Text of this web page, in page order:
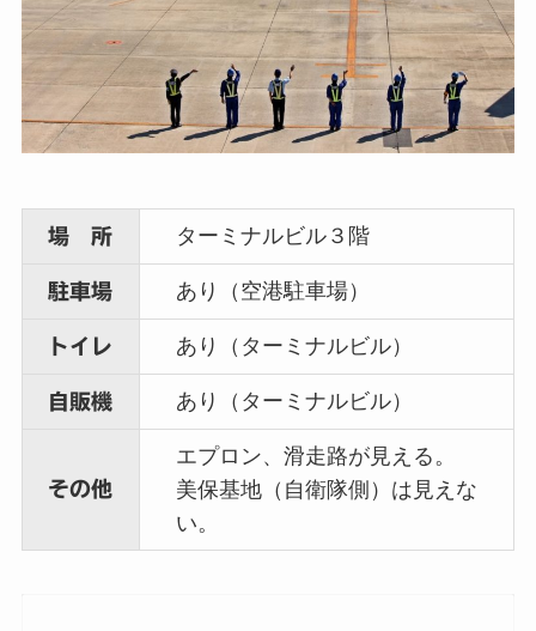
場 所 ターミナルビル３階
駐車場 あり（空港駐車場）
トイレ あり（ターミナルビル）
自販機 あり（ターミナルビル）
その他
エプロン、滑走路が見える。
美保基地（自衛隊側）は見えな
い。